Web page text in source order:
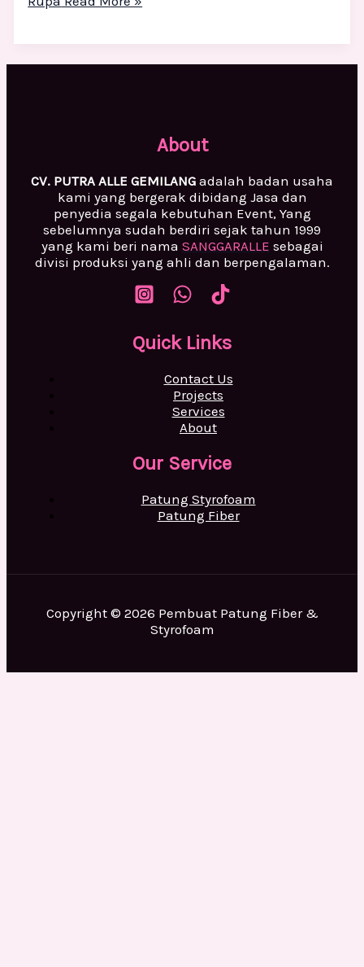
About
CV. PUTRA ALLE GEMILANG adalah badan usaha
kami yang bergerak dibidang Jasa dan
penyedia segala kebutuhan Event, Yang
sebelumnya sudah berdiri sejak tahun 1999
yang kami beri nama SANGGARALLE sebagai
divisi produksi yang ahli dan berpengalaman.
Quick Links
Contact Us
Projects
Services
About
Our Service
Patung Styrofoam
Patung Fiber
Copyright © 2026 Pembuat Patung Fiber &
Styrofoam